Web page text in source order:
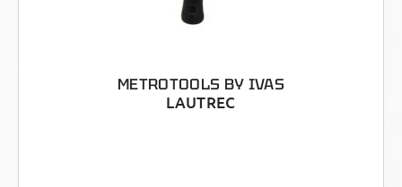
METROTOOLS BY IVAS
LAUTREC